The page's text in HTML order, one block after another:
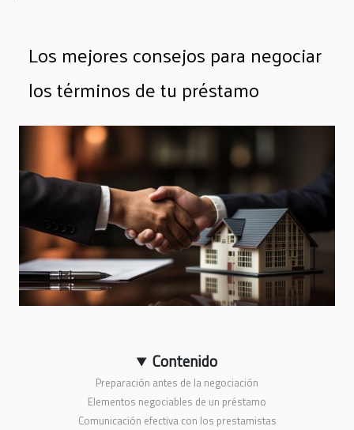
Los mejores consejos para negociar
los términos de tu préstamo
Contenido
Preparación antes de la negociación
Elementos negociables de un préstamo
Comunicación efectiva con los prestamistas